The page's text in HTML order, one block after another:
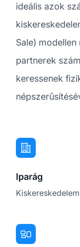
ideális azok
Sale)
partnerek
keressenek
Iparág
Kiskereskedelem